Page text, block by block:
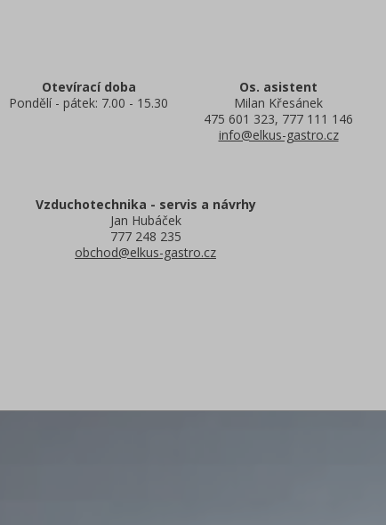
Otevírací doba
Pondělí - pátek: 7.00 - 15.30
Os. asistent
Milan Křesánek
475 601 323, 777 111 146
info@elkus-gastro.cz
Vzduchotechnika - servis a návrhy
Jan Hubáček
777 248 235
obchod@elkus-gastro.cz